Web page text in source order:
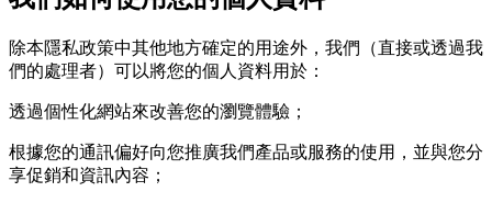
除本隱私政策中其他地方確定的用途外，我們（直接或透過我
們的處理者）可以將您的個人資料用於：
透過個性化網站來改善您的瀏覽體驗；
根據您的通訊偏好向您推廣我們產品或服務的使用，並與您分
享促銷和資訊內容；